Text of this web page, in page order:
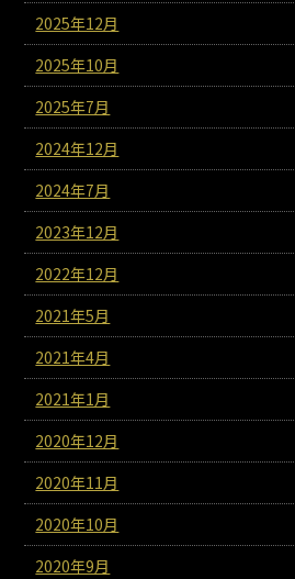
2025年12月
2025年10月
2025年7月
2024年12月
2024年7月
2023年12月
2022年12月
2021年5月
2021年4月
2021年1月
2020年12月
2020年11月
2020年10月
2020年9月